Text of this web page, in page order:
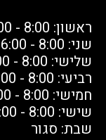
ראשון: 8:00 - 16:00
שני: 8:00 - 16:00
שלישי: 8:00 - 16:00
רביעי: 8:00 - 16:00
חמישי: 8:00 - 16:00
שישי: 8:00 - 12:00
שבת: סגור